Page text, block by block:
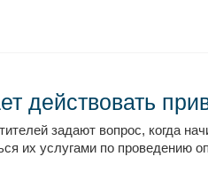
действовать
задают вопрос, когда
их услугами по проведению